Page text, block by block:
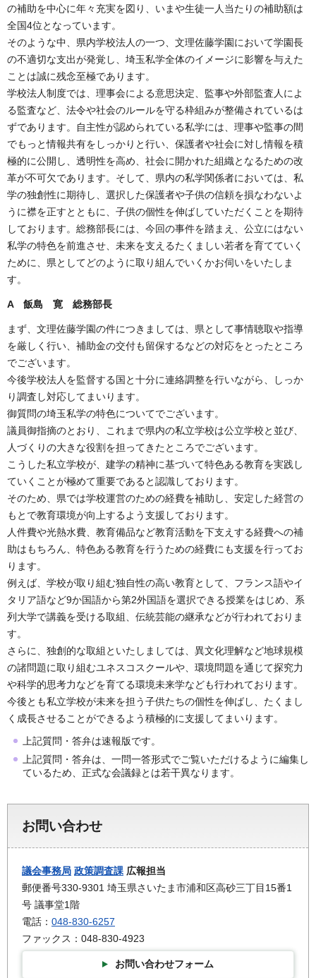
の補助を中心に年々充実を図り、いまや生徒一人当たりの補助額は
全国4位となっています。
そのような中、県内学校法人の一つ、文理佐藤学園において学園長
の不適切な支出が発覚し、埼玉私学全体のイメージに影響を与えた
ことは誠に残念至極であります。
学校法人制度では、理事会による意思決定、監事や外部監査人によ
る監査など、法令や社会のルールを守る枠組みが整備されているは
ずであります。自主性が認められている私学には、理事や監事の間
でもっと情報共有をしっかりと行い、保護者や社会に対し情報を積
極的に公開し、透明性を高め、社会に開かれた組織となるための改
革が不可欠であります。そして、県内の私学関係者においては、私
学の独創性に期待し、選択した保護者や子供の信頼を損なわないよ
うに襟を正すとともに、子供の個性を伸ばしていただくことを期待
しております。総務部長には、今回の事件を踏まえ、公立にはない
私学の特色を前進させ、未来を支えるたくましい若者を育てていく
ために、県としてどのように取り組んでいくかお伺いをいたしま
す。
A 飯島 寛 総務部長
まず、文理佐藤学園の件につきましては、県として事情聴取や指導
を厳しく行い、補助金の交付も留保するなどの対応をとったところ
でございます。
今後学校法人を監督する国と十分に連絡調整を行いながら、しっか
り調査し対応してまいります。
御質問の埼玉私学の特色についてでございます。
議員御指摘のとおり、これまで県内の私立学校は公立学校と並び、
人づくりの大きな役割を担ってきたところでございます。
こうした私立学校が、建学の精神に基づいて特色ある教育を実践し
ていくことが極めて重要であると認識しております。
そのため、県では学校運営のための経費を補助し、安定した経営の
もとで教育環境が向上するよう支援しております。
人件費や光熱水費、教育備品など教育活動を下支えする経費への補
助はもちろん、特色ある教育を行うための経費にも支援を行ってお
ります。
例えば、学校が取り組む独自性の高い教育として、フランス語やイ
タリア語など9か国語から第2外国語を選択できる授業をはじめ、系
列大学で講義を受ける取組、伝統芸能の継承などが行われておりま
す。
さらに、独創的な取組といたしましては、異文化理解など地球規模
の諸問題に取り組むユネスコスクールや、環境問題を通じて探究力
や科学的思考力などを育てる環境未来学なども行われております。
今後とも私立学校が未来を担う子供たちの個性を伸ばし、たくまし
く成長させることができるよう積極的に支援してまいります。
上記質問・答弁は速報版です。
上記質問・答弁は、一問一答形式でご覧いただけるように編集し
ているため、正式な会議録とは若干異なります。
お問い合わせ
議会事務局 政策調査課 広報担当
郵便番号330-9301 埼玉県さいたま市浦和区高砂三丁目15番1
号 議事堂1階
電話： 048-830-6257
ファックス：048-830-4923
お問い合わせフォーム